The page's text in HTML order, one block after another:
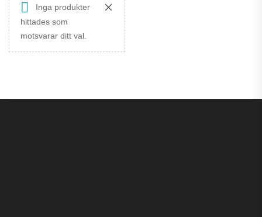
Inga produkter
hittades som
motsvarar ditt val.